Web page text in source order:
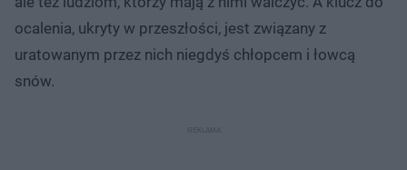
ocalenia, ukryty w przeszłości, jest związany z
uratowanym przez nich niegdyś chłopcem i łowcą
snów.